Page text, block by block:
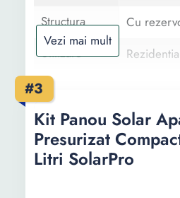
Structura Cu
Utilizare
Tip panou
solar
Caracteristici
cheie
Vezi mai mult
#3
Kit Panou Solar
Presurizat
Litri SolarPro